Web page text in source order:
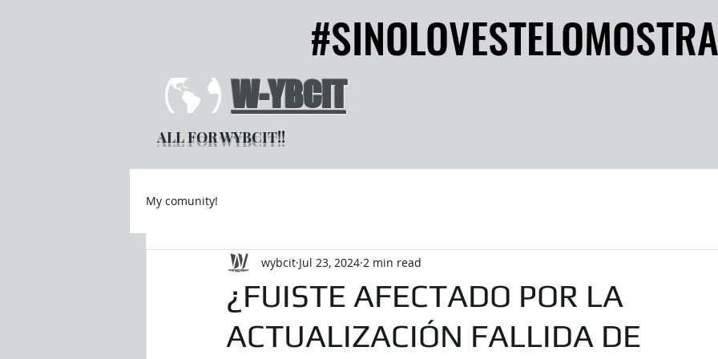
W-YBCIT
ALL FOR WYBCIT!!
My comunity!
¿FUISTE AFECTADO POR LA
ACTUALIZACIÓN FALLIDA DE
wybcit Jul 23, 2024 2 min read